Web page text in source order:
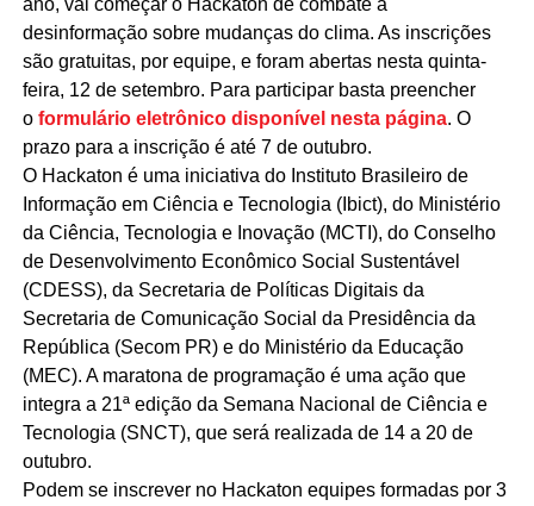
desinformação sobre mudanças do clima. As inscrições
são gratuitas, por equipe, e foram abertas nesta quinta-
feira, 12 de setembro. Para participar basta preencher
o formulário eletrônico disponível nesta página. O
prazo para a inscrição é até 7 de outubro.
O Hackaton é uma iniciativa do Instituto Brasileiro de
Informação em Ciência e Tecnologia (Ibict), do Ministério
da Ciência, Tecnologia e Inovação (MCTI), do Conselho
de Desenvolvimento Econômico Social Sustentável
(CDESS), da Secretaria de Políticas Digitais da
Secretaria de Comunicação Social da Presidência da
República (Secom PR) e do Ministério da Educação
(MEC). A maratona de programação é uma ação que
integra a 21ª edição da Semana Nacional de Ciência e
Tecnologia (SNCT), que será realizada de 14 a 20 de
outubro.
Podem se inscrever no Hackaton equipes formadas por 3